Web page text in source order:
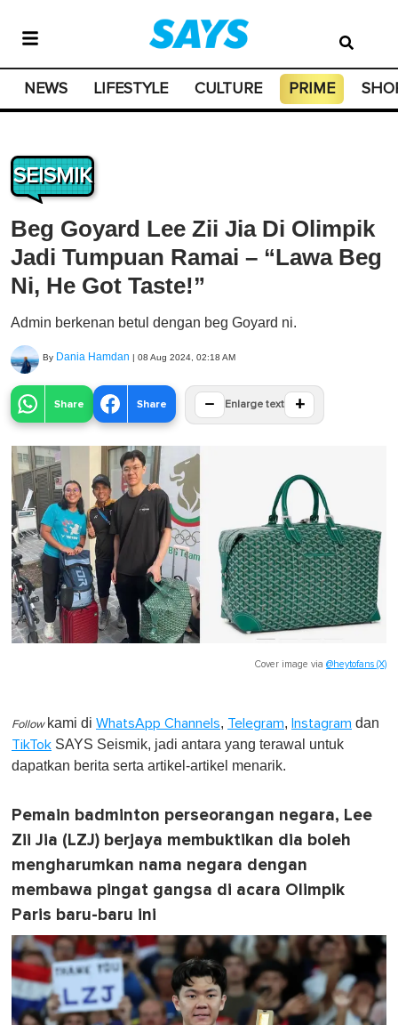
NEWS LIFESTYLE CULTURE PRIME
SEISMIK
Beg Goyard Lee Zii Jia Di Olimpik
Jadi Tumpuan Ramai – “Lawa Beg
Ni, He Got Taste!”
Admin berkenan betul dengan beg Goyard ni.
By Dania Hamdan | 08 Aug 2024, 02:18 AM
Share Share − Enlarge text +
Cover image via @heytofans (X)
Follow kami di WhatsApp Channels, Telegram, Instagram dan
TikTok SAYS Seismik, jadi antara yang terawal untuk
dapatkan berita serta artikel-artikel menarik.
Pemain badminton perseorangan negara, Lee
Zii Jia (LZJ) berjaya membuktikan dia boleh
mengharumkan nama negara dengan
membawa pingat gangsa di acara Olimpik
Paris baru-baru ini